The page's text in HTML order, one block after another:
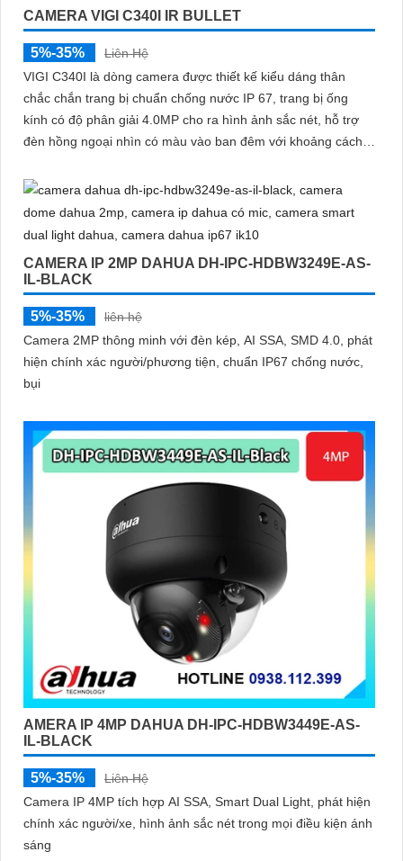
CAMERA VIGI C340I IR BULLET
5%-35%
Liên Hệ
VIGI C340I là dòng camera được thiết kế kiểu dáng thân
chắc chắn trang bị chuẩn chống nước IP 67, trang bị ống
kính có độ phân giải 4.0MP cho ra hình ảnh sắc nét, hỗ trợ
đèn hồng ngoại nhìn có màu vào ban đêm với khoảng cách
CAMERA IP 2MP DAHUA DH-IPC-HDBW3249E-AS-
IL-BLACK
5%-35%
liên hệ
Camera 2MP thông minh với đèn kép, AI SSA, SMD 4.0, phát
hiện chính xác người/phương tiện, chuẩn IP67 chống nước,
bụi
AMERA IP 4MP DAHUA DH-IPC-HDBW3449E-AS-
IL-BLACK
5%-35%
Liên Hệ
Camera IP 4MP tích hợp AI SSA, Smart Dual Light, phát hiện
chính xác người/xe, hình ảnh sắc nét trong mọi điều kiện ánh
sáng